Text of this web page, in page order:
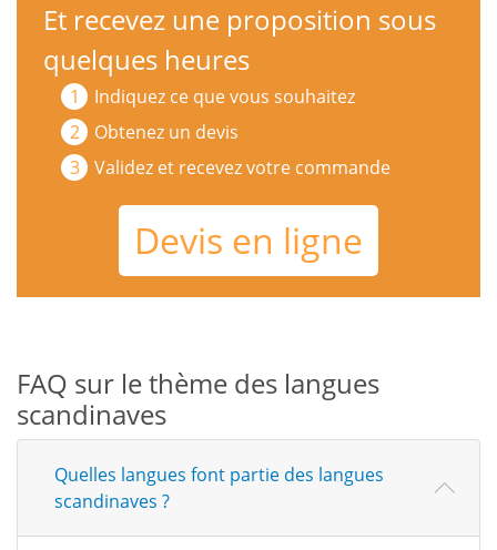
Et recevez une proposition sous
quelques heures
Indiquez ce que vous souhaitez
Obtenez un devis
Validez et recevez votre commande
Devis en ligne
FAQ sur le thème des langues
scandinaves
Quelles langues font partie des langues
scandinaves ?